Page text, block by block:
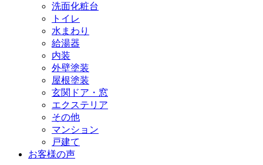
洗面化粧台
トイレ
水まわり
給湯器
内装
外壁塗装
屋根塗装
玄関ドア・窓
エクステリア
その他
マンション
戸建て
お客様の声